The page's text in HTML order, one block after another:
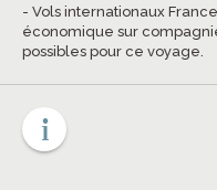
- Vols internationaux
économique sur
possibles pour ce voyage.